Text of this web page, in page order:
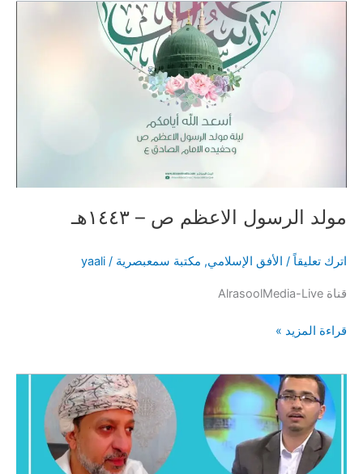
مولد الرسول الاعظم ص – ١٤٤٣هـ
اترك تعليقاً / الأفق الإسلامي, مكتبة سمعبصرية /
yaali
قناة AlrasoolMedia-Live
مولد
١٤٤٣هـ
قراءة المزيد »